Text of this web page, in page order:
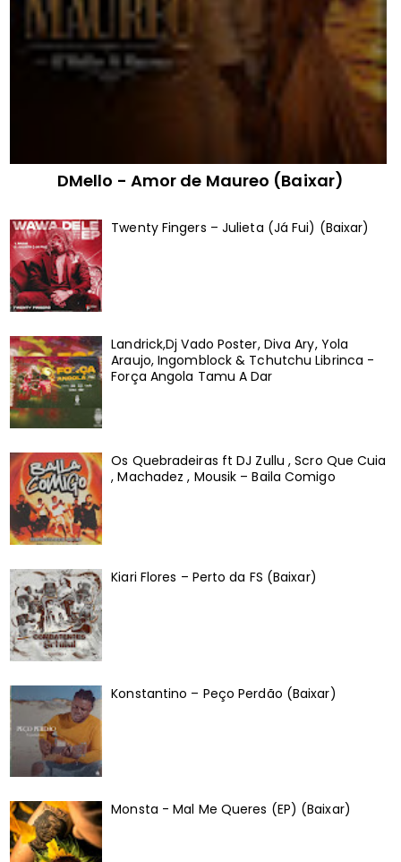
DMello - Amor de Maureo (Baixar)
Twenty Fingers – Julieta (Já Fui) (Baixar)
Landrick,Dj Vado Poster, Diva Ary, Yola
Araujo, Ingomblock & Tchutchu Librinca -
Força Angola Tamu A Dar
Os Quebradeiras ft DJ Zullu , Scro Que Cuia
, Machadez , Mousik – Baila Comigo
Kiari Flores – Perto da FS (Baixar)
Konstantino – Peço Perdão (Baixar)
Monsta - Mal Me Queres (EP) (Baixar)